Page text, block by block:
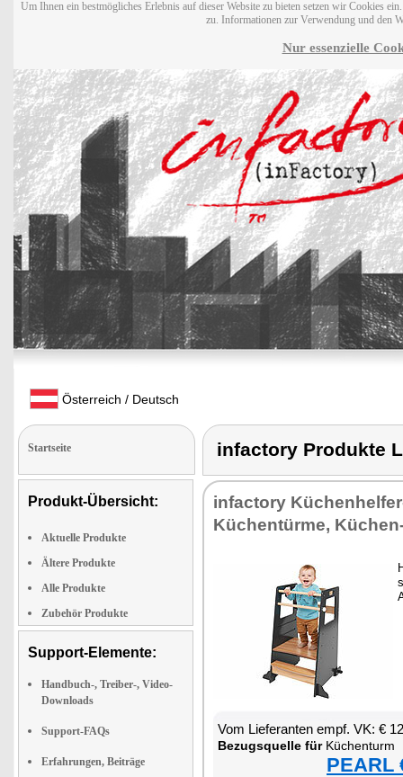
Um Ihnen ein bestmögliches Erlebnis auf dieser Website zu bieten setzen wir Cookies
zu. Informationen zur Verwendung und den
Nur essenzielle
Österreich / Deutsch
Startseite
Produkt-Übersicht:
Aktuelle Produkte
Ältere Produkte
Alle Produkte
Zubehör Produkte
Support-Elemente:
Handbuch-, Treiber-, Video-
Downloads
Support-FAQs
Erfahrungen, Beiträge
infactory Produkte
infactory
Küchentürme,
Vom Lieferanten empf. VK: €
Bezugsquelle fürKüchenturm
PEARL